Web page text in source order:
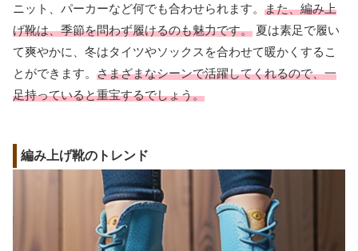
ニット、パーカーなど何でも合わせられます。 また、編み上
げ靴は、季節を問わず履けるのも魅力です。 夏は素足で履い
て爽やかに、冬はタイツやソックスを合わせて暖かくするこ
とができます。 さまざまなシーンで活躍してくれるので、一
足持っていると重宝するでしょう。
編み上げ靴のトレンド